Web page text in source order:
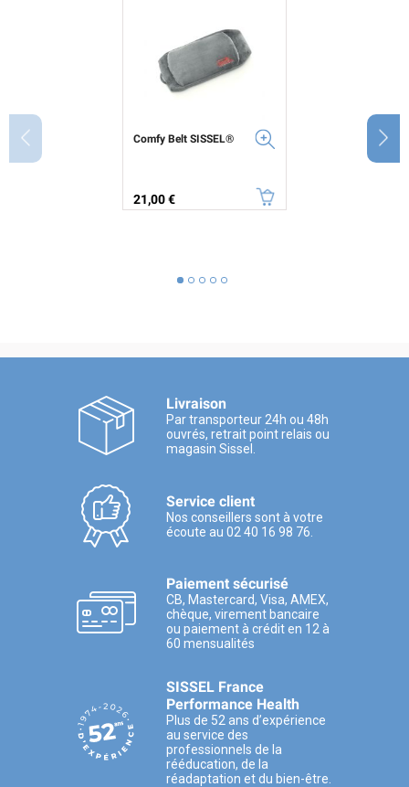
Comfy Belt SISSEL®
Prix
21,00 €
Livraison
Par transporteur 24h ou 48h
ouvrés, retrait point relais ou
magasin Sissel.
Service client
Nos conseillers sont à votre
écoute au 02 40 16 98 76.
Paiement sécurisé
CB, Mastercard, Visa, AMEX,
chèque, virement bancaire
ou paiement à crédit en 12 à
60 mensualités
SISSEL France
Performance Health
Plus de 52 ans d’expérience
au service des
professionnels de la
rééducation, de la
réadaptation et du bien-être.